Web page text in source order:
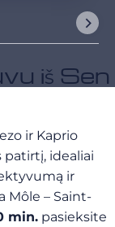
iš Sen
ir Kaprio
idealiai
ir
Môle – Saint-
min. pasieksite